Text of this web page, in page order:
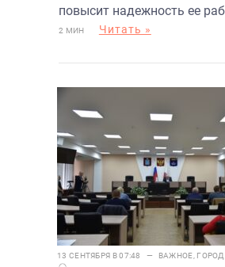
повысит надежность ее
2 МИН Читать »
13 СЕНТЯБРЯ В 07:48 — ВАЖНОЕ ГОРОД